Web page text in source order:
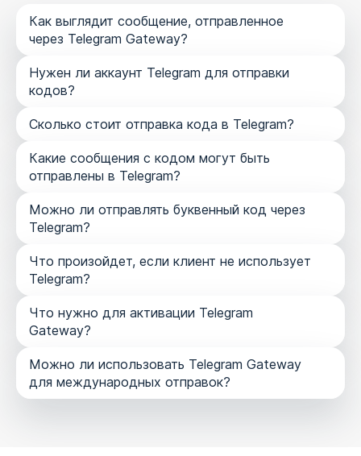
Как выглядит сообщение, отправленное
через Telegram Gateway?
Нужен ли аккаунт Telegram для отправки
кодов?
Сколько стоит отправка кода в Telegram?
Какие сообщения с кодом могут быть
отправлены в Telegram?
Можно ли отправлять буквенный код через
Telegram?
Что произойдет, если клиент не использует
Telegram?
Что нужно для активации Telegram
Gateway?
Можно ли использовать Telegram Gateway
для международных отправок?